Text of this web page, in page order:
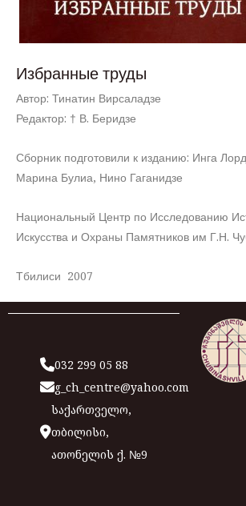
Избранные труды
Автор: Тинатин Вирсаладзе
Редактор: † В. Беридзе
Сборник подготовили к изданию: Инга
Марина Булиа, Нино Гаганидзе
Национальный Центр по Исследованию
Искусства и Охраны Памятников им Г.Н.
Тбилиси 2007
032 299 05 88
g_ch_centre@yahoo.com
საქართველო,
თბილისი,
ათონელის ქ. №9